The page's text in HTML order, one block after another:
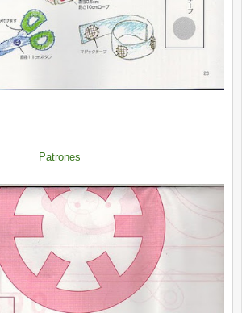
Patrones